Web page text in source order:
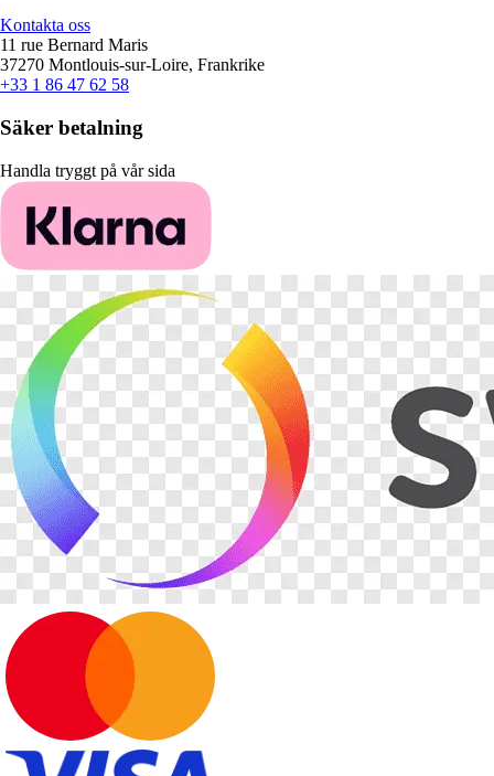
Kontakta oss
11 rue Bernard Maris
37270 Montlouis-sur-Loire, Frankrike
+33 1 86 47 62 58
Säker betalning
Handla tryggt på vår sida